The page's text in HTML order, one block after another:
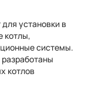
установки в
котлы,
системы.
котлов